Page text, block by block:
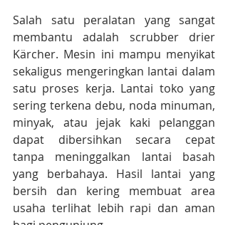
Salah satu peralatan yang sangat
membantu adalah scrubber drier
Kärcher. Mesin ini mampu menyikat
sekaligus mengeringkan lantai dalam
satu proses kerja. Lantai toko yang
sering terkena debu, noda minuman,
minyak, atau jejak kaki pelanggan
dapat dibersihkan secara cepat
tanpa meninggalkan lantai basah
yang berbahaya. Hasil lantai yang
bersih dan kering membuat area
usaha terlihat lebih rapi dan aman